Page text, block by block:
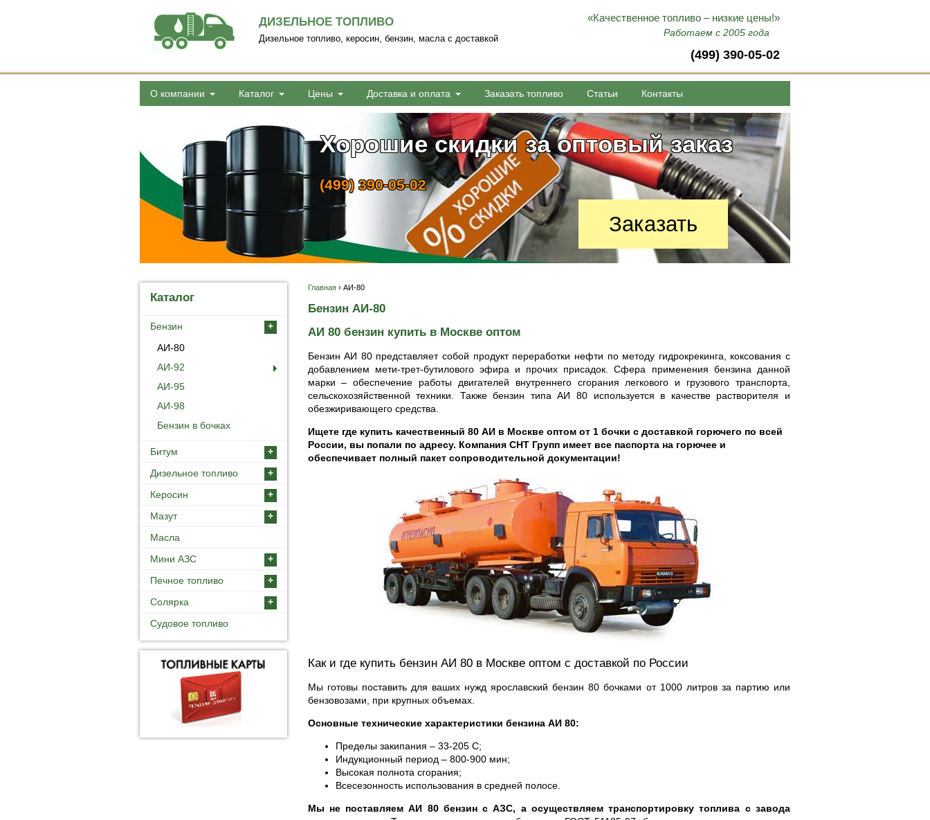
ДИЗЕЛЬНОЕ ТОПЛИВО
Дизельное топливо, керосин, бензин, масла с доставкой
«Качественное топливо – низкие цены!»
Работаем с 2005 года
(499) 390-05-02
О компании Каталог Цены Доставка и оплата Заказать топливо Статьи Контакты
Поставляем дизельное топливо и
бензин от 1 бочки
(499) 390-05-02
Хорошие скидки за оптовый заказ
(499) 390-05-02
Заказать
Каталог
Бензин
+
АИ-80
АИ-92
АИ-95
АИ-98
Бензин в бочках
Битум
+
Дизельное топливо
+
Керосин
+
Мазут
+
Масла
Мини АЗС
+
Печное топливо
+
Солярка
+
Судовое топливо
Главная› АИ-80
Бензин АИ-80
АИ 80 бензин купить в Москве оптом
Бензин АИ 80 представляет собой продукт переработки нефти по методу гидрокрекинга, коксования с
добавлением мети-трет-бутилового эфира и прочих присадок. Сфера применения бензина данной
марки – обеспечение работы двигателей внутреннего сгорания легкового и грузового транспорта,
сельскохозяйственной техники. Также бензин типа АИ 80 используется в качестве растворителя и
обезжиривающего средства.
Ищете где купить качественный 80 АИ в Москве оптом от 1 бочки с доставкой горючего по всей
России, вы попали по адресу. Компания СНТ Групп имеет все паспорта на горючее и
обеспечивает полный пакет сопроводительной документации!
Как и где купить бензин АИ 80 в Москве оптом с доставкой по России
Мы готовы поставить для ваших нужд ярославский бензин 80 бочками от 1000 литров за партию или
бензовозами, при крупных объемах.
Основные технические характеристики бензина АИ 80:
Пределы закипания – 33-205 С;
Индукционный период – 800-900 мин;
Высокая полнота сгорания;
Всесезонность использования в средней полосе.
Мы не поставляем АИ 80 бензин с АЗС, а осуществляем транспортировку топлива с завода